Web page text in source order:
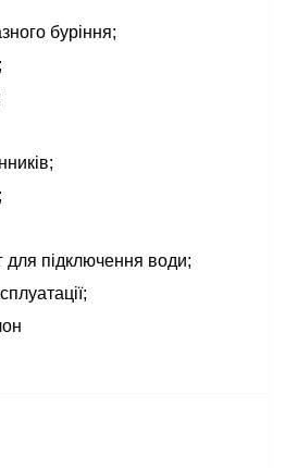
буріння;
для підключення води;